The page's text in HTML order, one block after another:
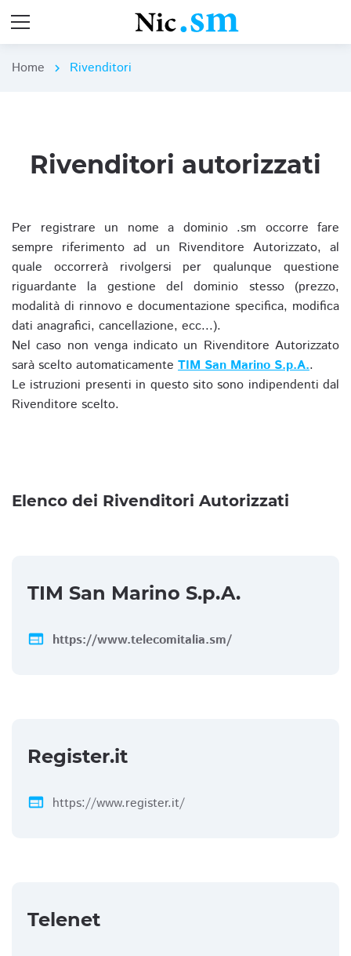
Home chevron_right Rivenditori
Rivenditori autorizzati
Per registrare un nome a dominio .sm occorre fare
sempre riferimento ad un Rivenditore Autorizzato, al
quale occorrerà rivolgersi per qualunque questione
riguardante la gestione del dominio stesso (prezzo,
modalità di rinnovo e documentazione specifica, modifica
dati anagrafici, cancellazione, ecc...).
Nel caso non venga indicato un Rivenditore Autorizzato
sarà scelto automaticamente TIM San Marino S.p.A..
Le istruzioni presenti in questo sito sono indipendenti dal
Rivenditore scelto.
Elenco dei Rivenditori Autorizzati
TIM San Marino S.p.A.
web https://www.telecomitalia.sm/
Register.it
web https://www.register.it/
Telenet